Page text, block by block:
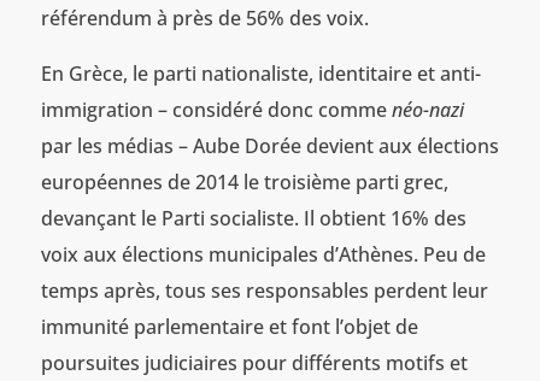
référendum à près de 56% des voix.
En Grèce, le parti nationaliste, identitaire et anti-
immigration – considéré donc commenéo-nazi
par les médias – Aube Dorée devient aux élections
européennes de 2014 le troisième parti grec,
devançant le Parti socialiste. Il obtient 16% des
voix aux élections municipales d’Athènes. Peu de
temps après, tous ses responsables perdent leur
immunité parlementaire et font l’objet de
poursuites judiciaires pour différents motifs et